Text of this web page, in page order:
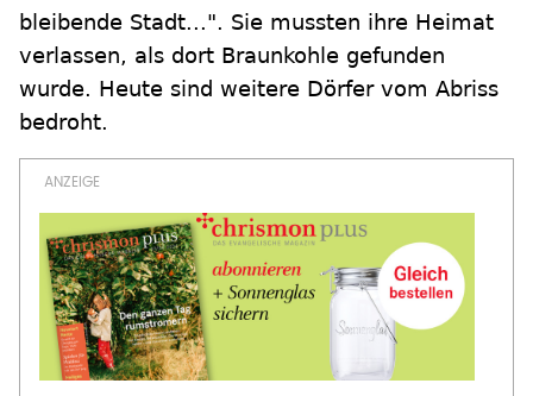
bleibende Stadt...". Sie mussten ihre Heimat
verlassen, als dort Braunkohle gefunden
wurde. Heute sind weitere Dörfer vom Abriss
bedroht.